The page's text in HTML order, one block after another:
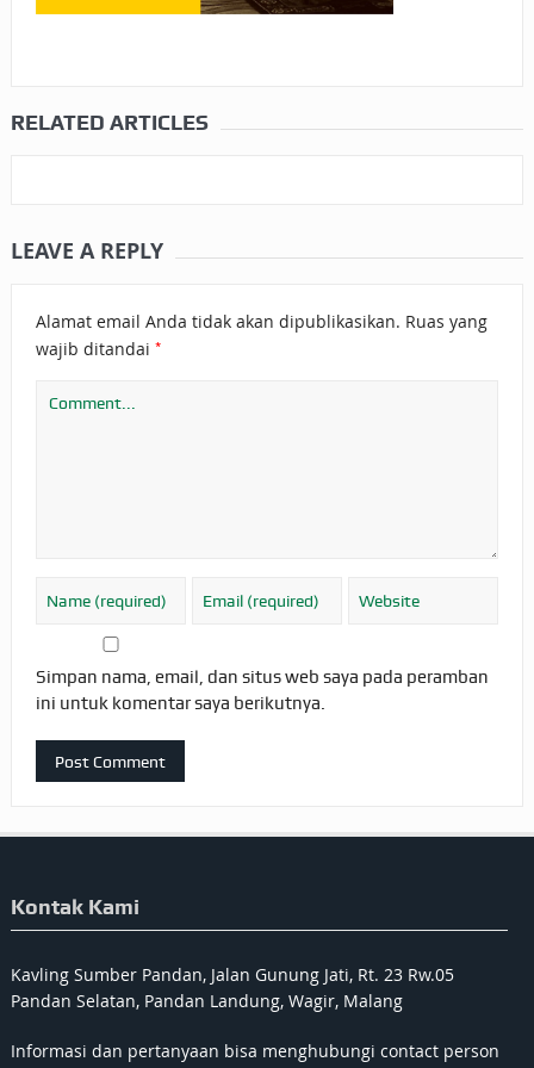
RELATED ARTICLES
LEAVE A REPLY
Alamat email Anda tidak akan dipublikasikan. Ruas yang
wajib ditandai *
Simpan nama, email, dan situs web saya pada peramban
ini untuk komentar saya berikutnya.
Kontak Kami
Kavling Sumber Pandan, Jalan Gunung Jati, Rt. 23 Rw.05
Pandan Selatan, Pandan Landung, Wagir, Malang
Informasi dan pertanyaan bisa menghubungi contact person